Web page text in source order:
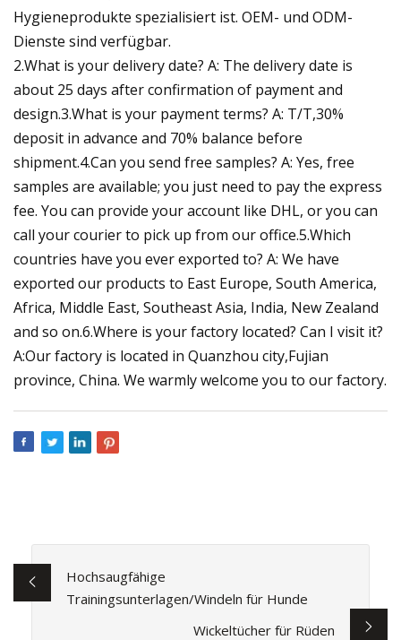
Hygieneprodukte spezialisiert ist. OEM- und ODM-
Dienste sind verfügbar.
2.What is your delivery date? A: The delivery date is
about 25 days after confirmation of payment and
design.3.What is your payment terms? A: T/T,30%
deposit in advance and 70% balance before
shipment.4.Can you send free samples? A: Yes, free
samples are available; you just need to pay the express
fee. You can provide your account like DHL, or you can
call your courier to pick up from our office.5.Which
countries have you ever exported to? A: We have
exported our products to East Europe, South America,
Africa, Middle East, Southeast Asia, India, New Zealand
and so on.6.Where is your factory located? Can I visit it?
A:Our factory is located in Quanzhou city,Fujian
province, China. We warmly welcome you to our factory.
Hochsaugfähige
Trainingsunterlagen/Windeln für Hunde
Wickeltücher für Rüden